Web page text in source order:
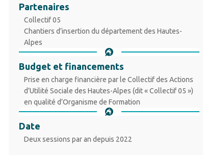
Partenaires
Collectif 05
Chantiers d’insertion du département des Hautes-
Alpes
Budget et financements
Prise en charge financière par le Collectif des Actions
d’Utilité Sociale des Hautes-Alpes (dit « Collectif 05 »)
en qualité d’Organisme de Formation
Date
Deux sessions par an depuis 2022